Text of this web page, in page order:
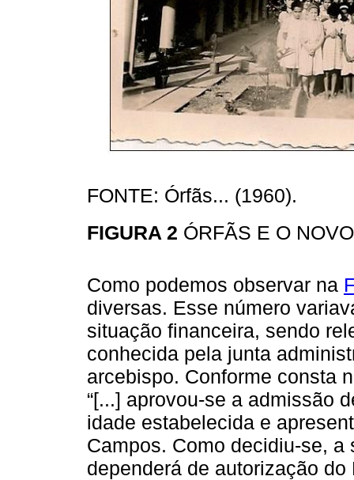
FONTE: Órfãs... (1960).
FIGURA 2 ÓRFÃS E O
Como podemos observar na
diversas. Esse número
situação financeira, sendo
conhecida pela junta
arcebispo. Conforme consta
“[...] aprovou-se a admissão
idade estabelecida e
Campos. Como decidiu-se,
dependerá de autorização do